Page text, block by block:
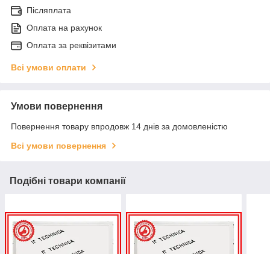
Післяплата
Оплата на рахунок
Оплата за реквізитами
Всі умови оплати
Умови повернення
Повернення товару впродовж 14 днів за домовленістю
Всі умови повернення
Подібні товари компанії